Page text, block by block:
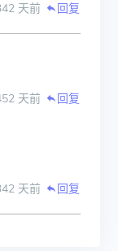
天前 回复
天前 回复
天前 回复